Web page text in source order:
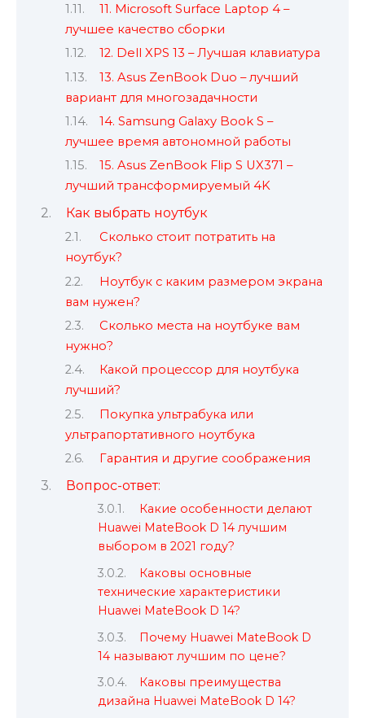
11. Microsoft Surface Laptop 4 –
лучшее качество сборки
12. Dell XPS 13 – Лучшая клавиатура
13. Asus ZenBook Duo – лучший
вариант для многозадачности
14. Samsung Galaxy Book S –
лучшее время автономной работы
15. Asus ZenBook Flip S UX371 –
лучший трансформируемый 4K
Как выбрать ноутбук
Сколько стоит потратить на
ноутбук?
Ноутбук с каким размером экрана
вам нужен?
Сколько места на ноутбуке вам
нужно?
Какой процессор для ноутбука
лучший?
Покупка ультрабука или
ультрапортативного ноутбука
Гарантия и другие соображения
Вопрос-ответ:
Какие особенности делают
Huawei MateBook D 14 лучшим
выбором в 2021 году?
Каковы основные
технические характеристики
Huawei MateBook D 14?
Почему Huawei MateBook D
14 называют лучшим по цене?
Каковы преимущества
дизайна Huawei MateBook D 14?